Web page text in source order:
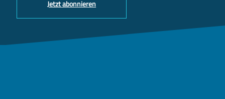
Jetzt abonnieren